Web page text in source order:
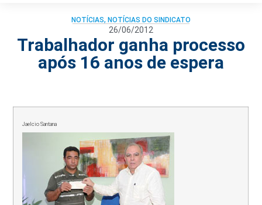
NOTÍCIAS, NOTÍCIAS DO SINDICATO
26/06/2012
Trabalhador ganha processo
após 16 anos de espera
Jaelcio Santana